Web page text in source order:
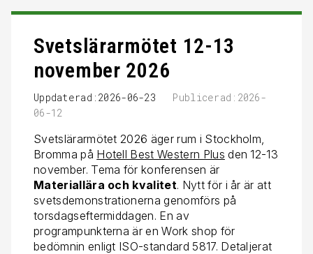
Svetslärarmötet 12-13
november 2026
Uppdaterad:2026-06-23
Publicerad:2026-
06-12
Svetslärarmötet 2026 äger rum i Stockholm,
Bromma på Hotell Best Western Plus den 12-13
november. Tema för konferensen är
Materiallära och kvalitet. Nytt för i år är att
svetsdemonstrationerna genomförs på
torsdagseftermiddagen. En av
programpunkterna är en Work shop för
bedömnin enligt ISO-standard 5817. Detaljerat